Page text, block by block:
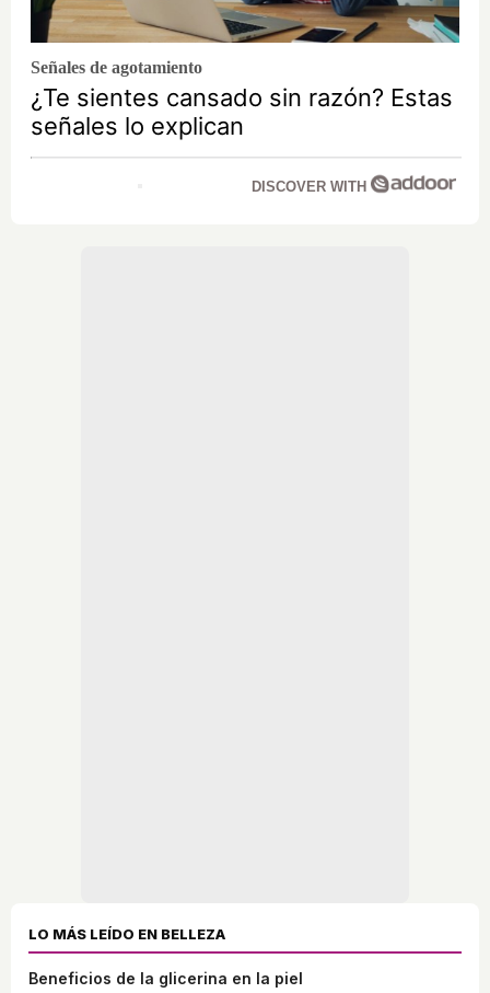
Señales de agotamiento
¿Te sientes cansado sin razón? Estas
señales lo explican
DISCOVER WITH
LO MÁS LEÍDO EN BELLEZA
Beneficios de la glicerina en la piel